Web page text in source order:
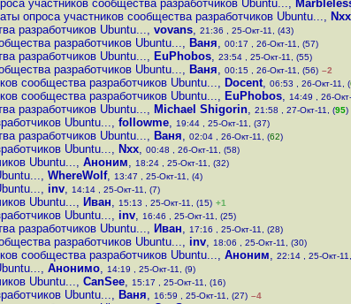
участников сообщества разработчиков Ubuntu...,
опроса участников сообщества разработчиков Ubuntu..., Nxx
разработчиков Ubuntu..., vovans, 21:36 , 25-Окт-11, (43)
разработчиков Ubuntu..., Ваня, 00:17 , 26-Окт-11, (57)
разработчиков Ubuntu..., EuPhobos, 23:54 , 25-Окт-11, (55)
разработчиков Ubuntu..., Ваня, 00:15 , 26-Окт-11, (56) –2
сообщества разработчиков Ubuntu..., Docent, 06:53 , 26-Окт-11, (
сообщества разработчиков Ubuntu..., EuPhobos, 14:49 , 26-
разработчиков Ubuntu..., Michael Shigorin, 21:58 , 27-Окт-11, (95)
Ubuntu..., followme, 19:44 , 25-Окт-11, (37)
разработчиков Ubuntu..., Ваня, 02:04 , 26-Окт-11, (62)
Ubuntu..., Nxx, 00:48 , 26-Окт-11, (58)
Ubuntu..., Аноним, 18:24 , 25-Окт-11, (32)
, WhereWolf, 13:47 , 25-Окт-11, (4)
, inv, 14:14 , 25-Окт-11, (7)
Ubuntu..., Иван, 15:13 , 25-Окт-11, (15) +1
Ubuntu..., inv, 16:46 , 25-Окт-11, (25)
разработчиков Ubuntu..., Иван, 17:16 , 25-Окт-11, (28)
разработчиков Ubuntu..., inv, 18:06 , 25-Окт-11, (30)
сообщества разработчиков Ubuntu..., Аноним, 22:14 , 25-Окт-
, Анонимо, 14:19 , 25-Окт-11, (9)
Ubuntu..., CanSee, 15:17 , 25-Окт-11, (16)
Ubuntu..., Ваня, 16:59 , 25-Окт-11, (27) –4